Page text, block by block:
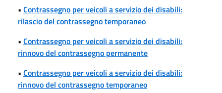
• Contrassegno per veicoli a servizio dei disabili:
rilascio del contrassegno temporaneo
• Contrassegno per veicoli a servizio dei disabili:
rinnovo del contrassegno permanente
• Contrassegno per veicoli a servizio dei disabili:
rinnovo del contrassegno temporaneo